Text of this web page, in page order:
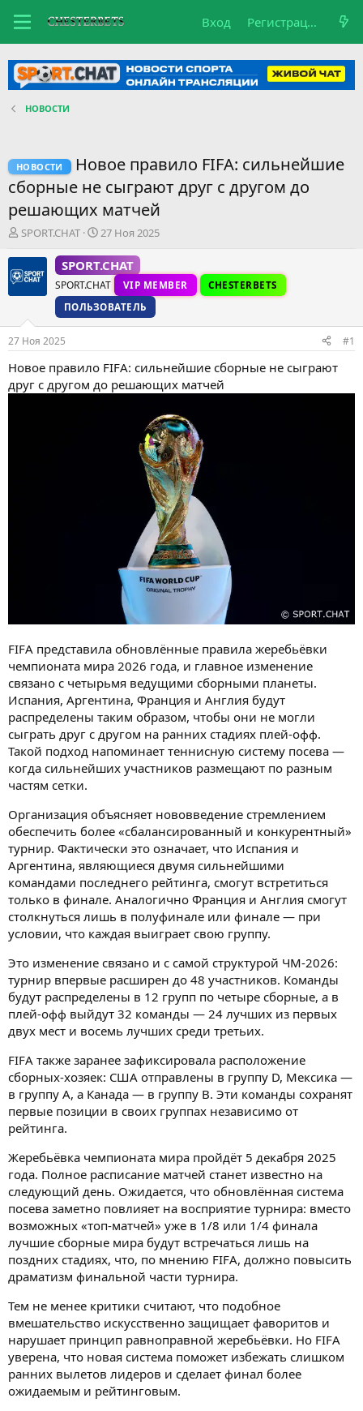
Вход Регистрация
НОВОСТИ
НОВОСТИ
Новое правило FIFA: сильнейшие
сборные не сыграют друг с другом до
решающих матчей
А
т
о
е
м
ы
SPORT.CHAT
Д
т
а
н
а
ч
л
а
27 Ноя 2025
SPORT.CHAT
SPORT.CHAT VIP MEMBER
CHESTERBETS
ПОЛЬЗОВАТЕЛЬ
27 Ноя 2025 #1
Новое правило FIFA: сильнейшие сборные не сыграют
друг с другом до решающих матчей
FIFA представила обновлённые правила жеребьёвки
чемпионата мира 2026 года, и главное изменение
связано с четырьмя ведущими сборными планеты.
Испания, Аргентина, Франция и Англия будут
распределены таким образом, чтобы они не могли
сыграть друг с другом на ранних стадиях плей-офф.
Такой подход напоминает теннисную систему посева —
когда сильнейших участников размещают по разным
частям сетки.
Организация объясняет нововведение стремлением
обеспечить более «сбалансированный и конкурентный»
турнир. Фактически это означает, что Испания и
Аргентина, являющиеся двумя сильнейшими
командами последнего рейтинга, смогут встретиться
только в финале. Аналогично Франция и Англия смогут
столкнуться лишь в полуфинале или финале — при
условии, что каждая выиграет свою группу.
Это изменение связано и с самой структурой ЧМ-2026:
турнир впервые расширен до 48 участников. Команды
будут распределены в 12 групп по четыре сборные, а в
плей-офф выйдут 32 команды — 24 лучших из первых
двух мест и восемь лучших среди третьих.
FIFA также заранее зафиксировала расположение
сборных-хозяек: США отправлены в группу D, Мексика —
в группу A, а Канада — в группу B. Эти команды сохранят
первые позиции в своих группах независимо от
рейтинга.
Жеребьёвка чемпионата мира пройдёт 5 декабря 2025
года. Полное расписание матчей станет известно на
следующий день. Ожидается, что обновлённая система
посева заметно повлияет на восприятие турнира: вместо
возможных «топ-матчей» уже в 1/8 или 1/4 финала
лучшие сборные мира будут встречаться лишь на
поздних стадиях, что, по мнению FIFA, должно повысить
драматизм финальной части турнира.
Тем не менее критики считают, что подобное
вмешательство искусственно защищает фаворитов и
нарушает принцип равноправной жеребьёвки. Но FIFA
уверена, что новая система поможет избежать слишком
ранних вылетов лидеров и сделает финал более
ожидаемым и рейтинговым.